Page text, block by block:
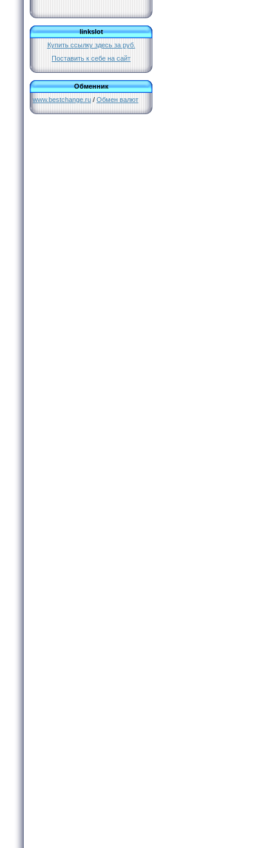
linkslot
Купить ссылку здесь за руб.
Поставить к себе на сайт
Обменник
www.bestchange.ru / Обмен валют